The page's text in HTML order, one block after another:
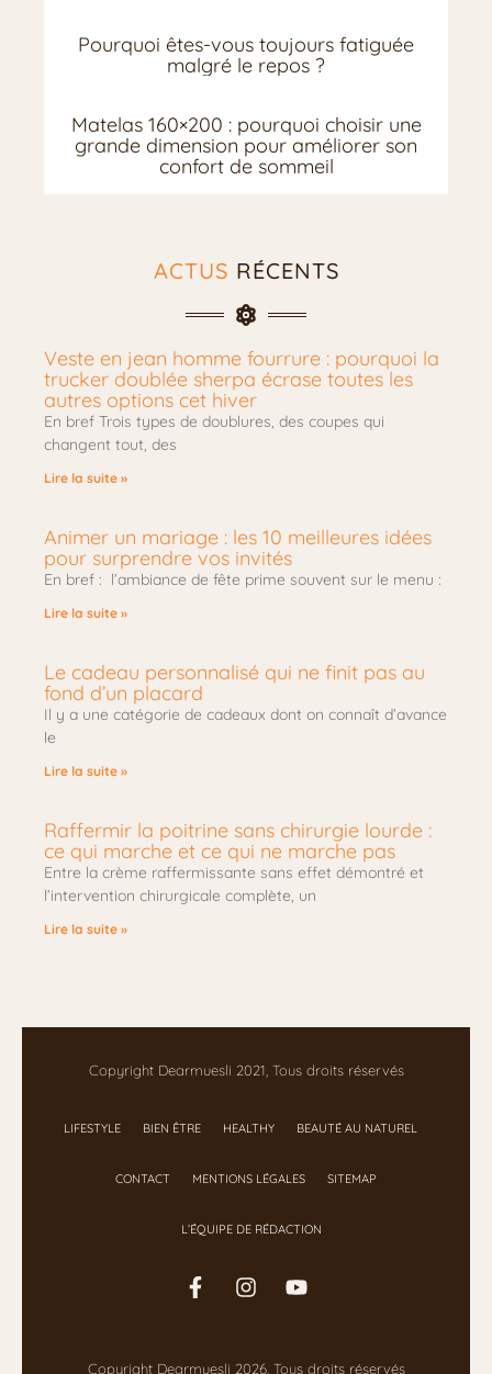
Pourquoi êtes-vous toujours fatiguée
malgré le repos ?
Matelas 160×200 : pourquoi choisir une
grande dimension pour améliorer son
confort de sommeil
ACTUS RÉCENTS
Veste en jean homme fourrure : pourquoi la
trucker doublée sherpa écrase toutes les
autres options cet hiver
En bref Trois types de doublures, des coupes qui
changent tout, des
Lire la suite »
Animer un mariage : les 10 meilleures idées
pour surprendre vos invités
En bref : l’ambiance de fête prime souvent sur le menu :
Lire la suite »
Le cadeau personnalisé qui ne finit pas au
fond d’un placard
Il y a une catégorie de cadeaux dont on connaît d’avance
le
Lire la suite »
Raffermir la poitrine sans chirurgie lourde :
ce qui marche et ce qui ne marche pas
Entre la crème raffermissante sans effet démontré et
l’intervention chirurgicale complète, un
Lire la suite »
Copyright Dearmuesli 2021, Tous droits réservés
LIFESTYLE BIEN ÊTRE HEALTHY BEAUTÉ AU NATUREL
CONTACT MENTIONS LÉGALES SITEMAP
L’ÉQUIPE DE RÉDACTION
Copyright Dearmuesli 2026, Tous droits réservés